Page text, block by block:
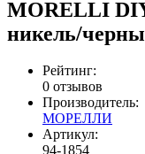
MORELLI
никель/
Рейтинг:
0 отзывов
Производитель:
МОРЕЛЛИ
Артикул:
94-1854